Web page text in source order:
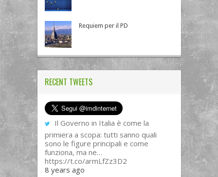
Requiem per il PD
RECENT TWEETS
Il Governo in Italia è come la
primiera a scopa: tutti sanno quali
sono le figure principali e come
funziona, ma ne…
https://t.co/armLfZz3D2
8 years ago